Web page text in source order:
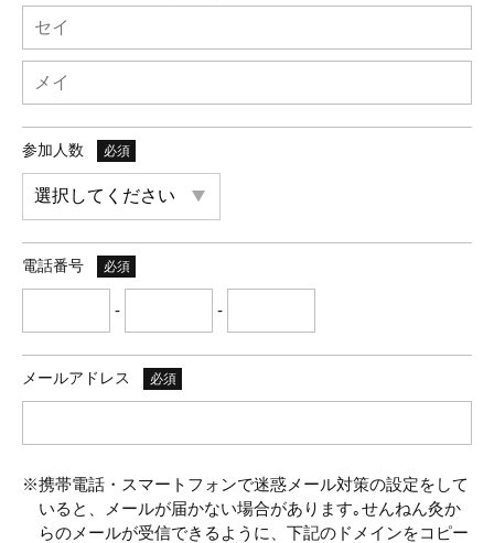
参加人数 必須
電話番号 必須
- -
メールアドレス 必須
※携帯電話・スマートフォンで迷惑メール対策の設定をして
いると、メールが届かない場合があります｡せんねん灸か
らのメールが受信できるように、下記のドメインをコピー